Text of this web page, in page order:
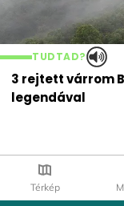
TUDTAD?
3 rejtett várrom
legendával
Térkép